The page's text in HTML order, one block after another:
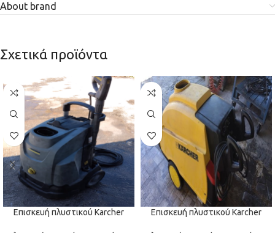
About brand
Σχετικά προϊόντα
Επισκευή πλυστικού Karcher Επισκευή πλυστικού Karcher